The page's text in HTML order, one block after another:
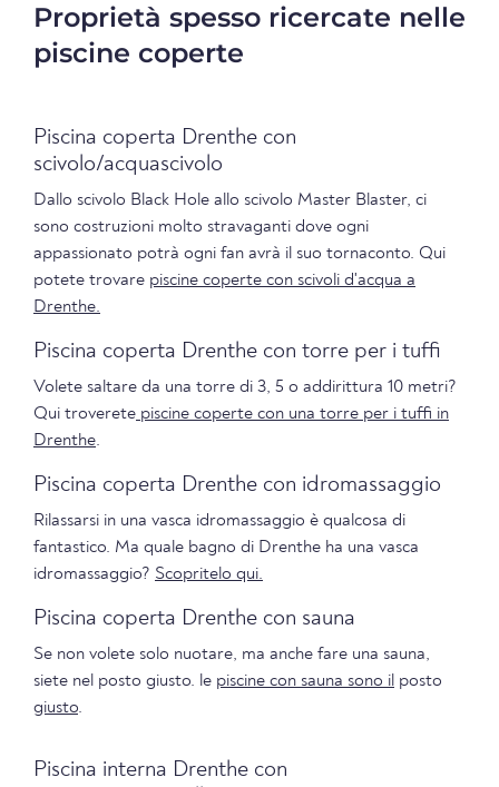
Proprietà spesso ricercate nelle
piscine coperte
Piscina coperta Drenthe con
scivolo/acquascivolo
Dallo scivolo Black Hole allo scivolo Master Blaster, ci
sono costruzioni molto stravaganti dove ogni
appassionato potrà ogni fan avrà il suo tornaconto. Qui
potete trovare piscine coperte con scivoli d'acqua a
Drenthe.
Piscina coperta Drenthe con torre per i tuffi
Volete saltare da una torre di 3, 5 o addirittura 10 metri?
Qui troverete piscine coperte con una torre per i tuffi in
Drenthe.
Piscina coperta Drenthe con idromassaggio
Rilassarsi in una vasca idromassaggio è qualcosa di
fantastico. Ma quale bagno di Drenthe ha una vasca
idromassaggio? Scopritelo qui.
Piscina coperta Drenthe con sauna
Se non volete solo nuotare, ma anche fare una sauna,
siete nel posto giusto. le piscine con sauna sono il posto
giusto.
Piscina interna Drenthe con